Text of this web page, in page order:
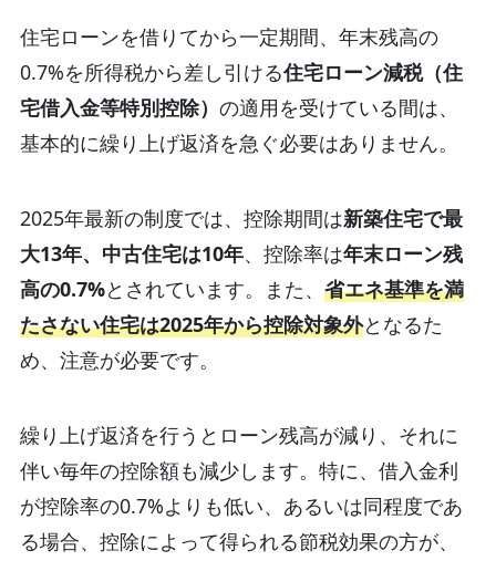
住宅ローンを借りてから一定期間、年末残高の
0.7%を所得税から差し引ける住宅ローン減税（住
宅借入金等特別控除） の適用を受けている間は、
基本的に繰り上げ返済を急ぐ必要はありません。
2025年最新の制度では、控除期間は新築住宅で最
大13年、中古住宅は10年、控除率は年末ローン残
高の0.7%とされています。また、 省エネ基準を満
たさない住宅は2025年から控除対象外となるた
め、注意が必要です。
繰り上げ返済を行うとローン残高が減り、それに
伴い毎年の控除額も減少します。特に、借入金利
が控除率の0.7%よりも低い、あるいは同程度であ
る場合、控除によって得られる節税効果の方が、